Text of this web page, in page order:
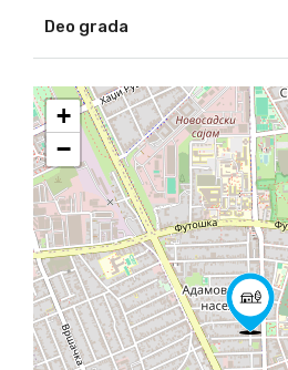
Deo grada
+
−